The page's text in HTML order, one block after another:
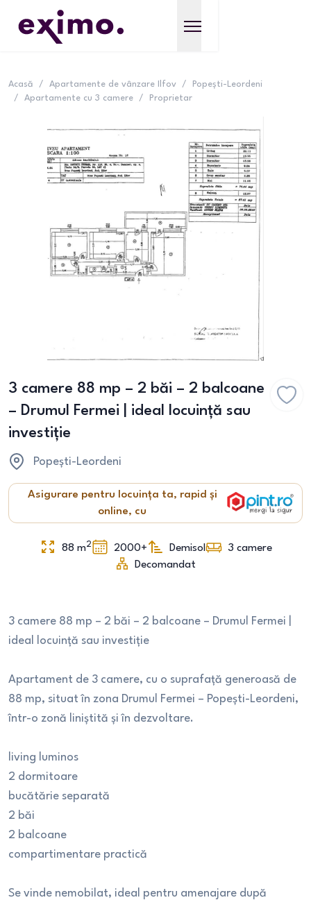
Acasă / Apartamente de vânzare Ilfov /
Popești-Leordeni
/
Apartamente cu 3 camere / Proprietar
3 camere 88 mp – 2 băi – 2 balcoane
– Drumul Fermei | ideal locuință sau
investiție
Popești-Leordeni
Asigurare pentru locuința ta, rapid și
online, cu
88 m2 2000+ Demisol 3 camere
Decomandat
3 camere 88 mp – 2 băi – 2 balcoane – Drumul Fermei |
ideal locuință sau investiție
Apartament de 3 camere, cu o suprafață generoasă de
88 mp, situat în zona Drumul Fermei – Popești-Leordeni,
într-o zonă liniștită și în dezvoltare.
living luminos
2 dormitoare
bucătărie separată
2 băi
2 balcoane
compartimentare practică
Se vinde nemobilat, ideal pentru amenajare după